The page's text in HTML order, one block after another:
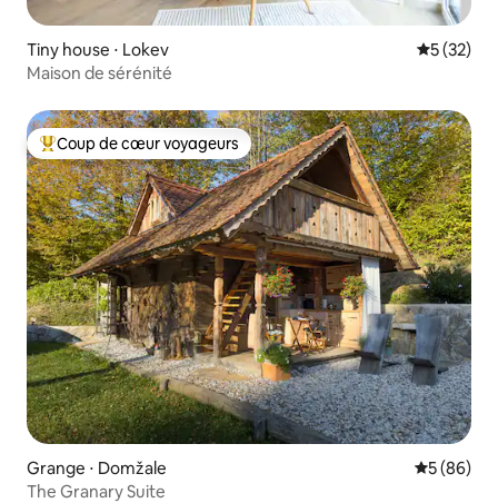
Tiny house ⋅ Lokev
5 (32)
Maison de sérénité
Coups de cœur voyageurs les plus appréciés
Coup de cœur voyageurs
Grange ⋅ Domžale
5 (86)
The Granary Suite